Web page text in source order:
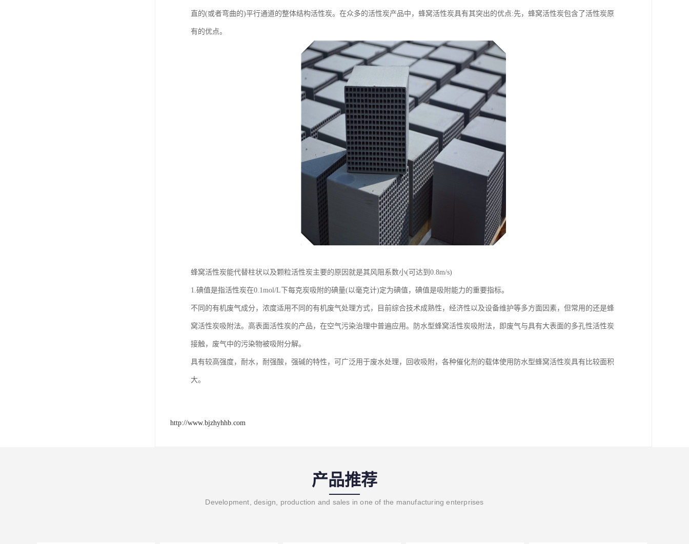
直的(或者弯曲的)平行通道的整体结构活性炭。在众多的活性炭产品中，蜂窝活性炭具有其突出的优点:先，蜂窝活性炭包含了活性炭原
有的优点。
蜂窝活性炭能代替柱状以及颗粒活性炭主要的原因就是其风阻系数小(可达到0.8m/s)
1.碘值是指活性炭在0.1mol/L下每克炭吸附的碘量(以毫克计)定为碘值，碘值是吸附能力的重要指标。
不同的有机废气成分，浓度适用不同的有机废气处理方式，目前综合技术成熟性，经济性以及设备维护等多方面因素，但常用的还是蜂
窝活性炭吸附法。高表面活性炭的产品，在空气污染治理中普遍应用。防水型蜂窝活性炭吸附法，即废气与具有大表面的多孔性活性炭
接触，废气中的污染物被吸附分解。
具有较高强度，耐水，耐强酸，强碱的特性，可广泛用于废水处理，回收吸附，各种催化剂的载体使用防水型蜂窝活性炭具有比较面积
大。
http://www.bjzhyhhb.com
产品推荐
Development, design, production and sales in one of the manufacturing enterprises